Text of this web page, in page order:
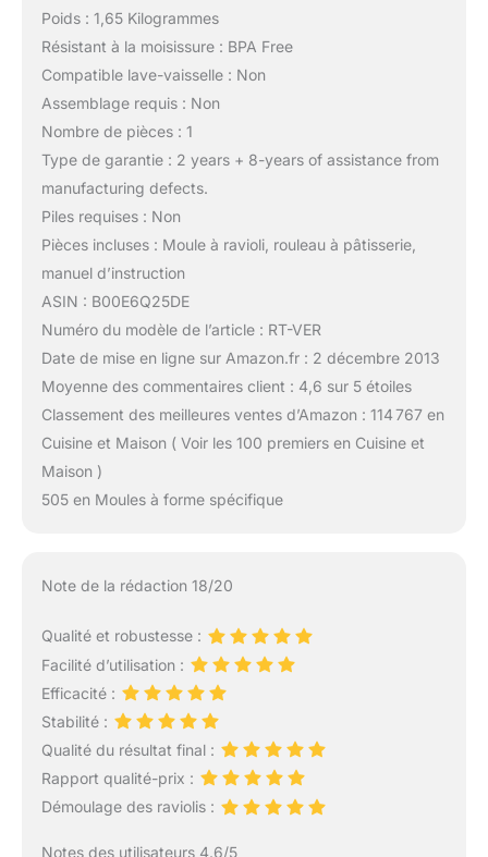
Poids : 1,65 Kilogrammes
Résistant à la moisissure : BPA Free
Compatible lave-vaisselle : Non
Assemblage requis : Non
Nombre de pièces : 1
Type de garantie : 2 years + 8-years of assistance from
manufacturing defects.
Piles requises : Non
Pièces incluses : Moule à ravioli, rouleau à pâtisserie,
manuel d’instruction
ASIN : B00E6Q25DE
Numéro du modèle de l’article : RT-VER
Date de mise en ligne sur Amazon.fr : 2 décembre 2013
Moyenne des commentaires client : 4,6 sur 5 étoiles
Classement des meilleures ventes d’Amazon : 114 767 en
Cuisine et Maison ( Voir les 100 premiers en Cuisine et
Maison )
505 en Moules à forme spécifique
Note de la rédaction 18/20
Qualité et robustesse :
Facilité d’utilisation :
Efficacité :
Stabilité :
Qualité du résultat final :
Rapport qualité-prix :
Démoulage des raviolis :
Notes des utilisateurs 4.6/5